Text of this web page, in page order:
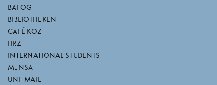
direktlinks
BAFÖG
BIBLIOTHEKEN
CAFÉ KOZ
HRZ
INTERNATIONAL STUDENTS
MENSA
UNI-MAIL
pressemitteilung: asta kommentiert
anhörung zum präsidentenamt
Die Anhörung der Kandidaten für das